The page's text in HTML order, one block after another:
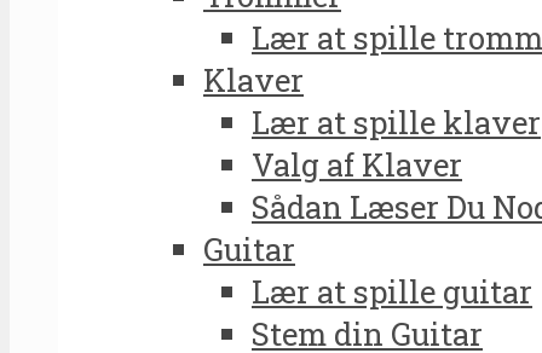
Lær at spille
Klaver
Lær at spille klaver
Valg af Klaver
Sådan Læser Du
Guitar
Lær at spille guitar
Stem din Guitar